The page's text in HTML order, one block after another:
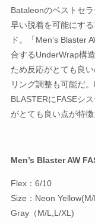
Bataleonのベストセ
早い脱着を可能にす
ド。「Men’s Blaster
合するUnderWrap構
ため反応がとても良
リング調整も可能だ
BLASTERにFASEシ
がとても良い点が特徴
Men’s Blaster AW
Flex：6/10
Size：Neon
Gray（M/L,L/XL)